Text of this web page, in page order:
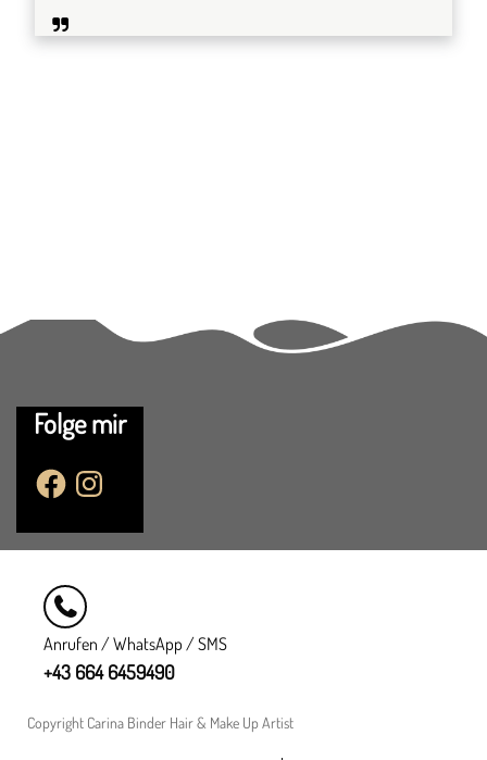
Folge mir
F
a
n
a
m
Anrufen / WhatsApp / SMS
+43 664 6459490
Copyright Carina Binder Hair & Make Up Artist